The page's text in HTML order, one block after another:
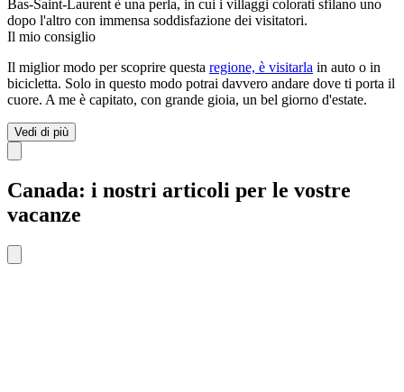
Bas-Saint-Laurent è una perla, in cui i villaggi colorati sfilano uno
dopo l'altro con immensa soddisfazione dei visitatori.
Il mio consiglio
Il miglior modo per scoprire questa regione, è visitarla in auto o in
bicicletta. Solo in questo modo potrai davvero andare dove ti porta il
cuore. A me è capitato, con grande gioia, un bel giorno d'estate.
Vedi di più
Canada: i nostri articoli per le vostre
vacanze